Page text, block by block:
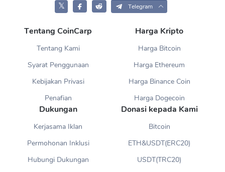
𝕏 Telegram
Tentang CoinCarp
Tentang Kami
Syarat Penggunaan
Kebijakan Privasi
Penafian
Harga Kripto
Harga Bitcoin
Harga Ethereum
Harga Binance Coin
Harga Dogecoin
Dukungan
Kerjasama Iklan
Permohonan Inklusi
Hubungi Dukungan
Donasi kepada Kami
Bitcoin
ETH&USDT(ERC20)
USDT(TRC20)